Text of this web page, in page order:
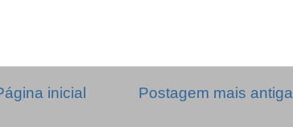
Postagem mais antiga
inicial